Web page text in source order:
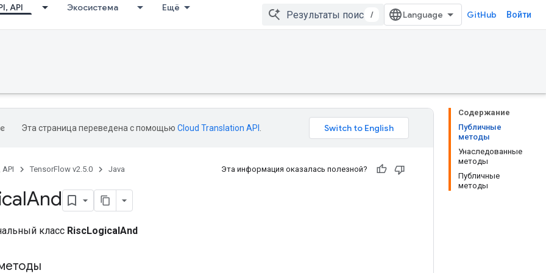
API Экосистема Ещё
/ GitHub Войти
Содержание
Публичные
методы
Унаследованные
методы
Публичные
методы
Эта страница переведена с помощью Cloud Translation API
API TensorFlow v2.5.0 Java Эта информация оказалась полезной?
And
класс RiscLogicalAnd